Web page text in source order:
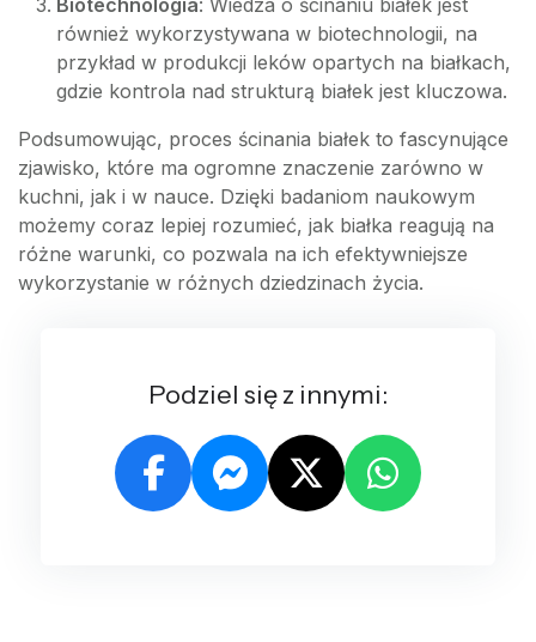
Biotechnologia: Wiedza o ścinaniu białek jest
również wykorzystywana w biotechnologii, na
przykład w produkcji leków opartych na białkach,
gdzie kontrola nad strukturą białek jest kluczowa.
Podsumowując, proces ścinania białek to fascynujące
zjawisko, które ma ogromne znaczenie zarówno w
kuchni, jak i w nauce. Dzięki badaniom naukowym
możemy coraz lepiej rozumieć, jak białka reagują na
różne warunki, co pozwala na ich efektywniejsze
wykorzystanie w różnych dziedzinach życia.
Podziel się z innymi: